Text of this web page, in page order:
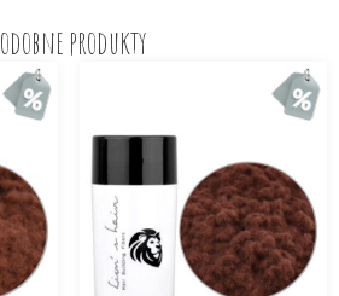
produkty